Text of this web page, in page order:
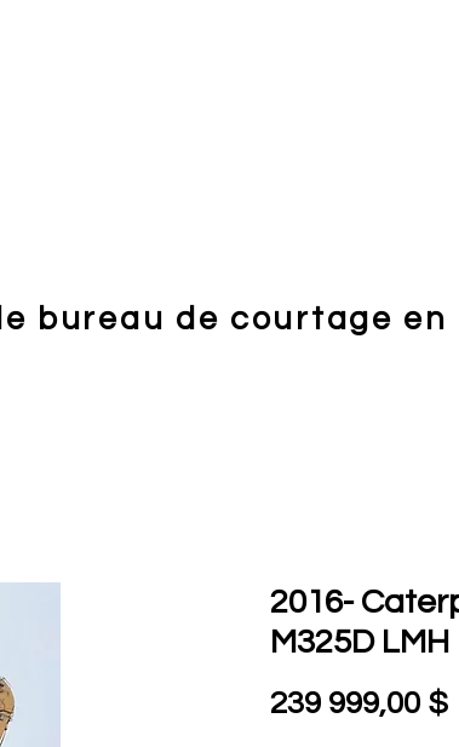
bureau de courtage
2016-
M325D LMH
239 999,00 $